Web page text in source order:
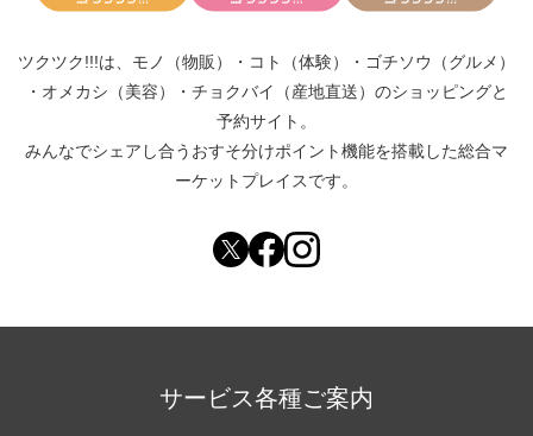
ツクツク!!!は、 モノ（物販） ・ コト（体験） ・ ゴチソウ（グルメ）
・ オメカシ（美容） ・ チョクバイ（産地直送） のショッピングと
予約サイト。
みんなでシェアし合う おすそ分けポイント機能を搭載した総合マ
ーケットプレイスです。
サービス各種ご案内